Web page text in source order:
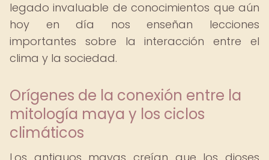
legado invaluable de conocimientos que aún
hoy en día nos enseñan lecciones
importantes sobre la interacción entre el
clima y la sociedad.
Orígenes de la conexión entre la
mitología maya y los ciclos
climáticos